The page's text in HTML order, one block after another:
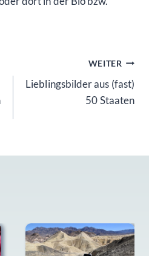
WEITER
Lieblingsbilder aus (fast)
50 Staaten